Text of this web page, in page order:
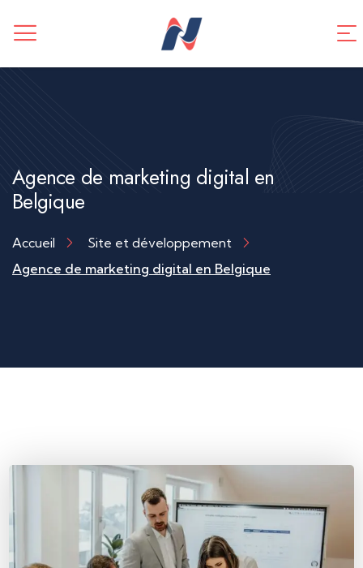
Agence de marketing digital en
Belgique
Accueil
Site et développement
Agence de marketing digital en Belgique